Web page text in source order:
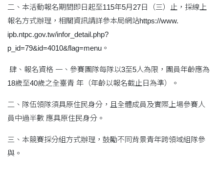
二、本活動報名期間即日起至115年5月27日（三）止，採線上
報名方式辦理，相關資訊請詳參本局網站https://www.
ipb.ntpc.gov.tw/infor_detail.php?
p_id=79&id=4010&flag=menu。
肆、報名資格 一、參賽團隊每隊以3至5人為限，團員年齡應為
18歲至40歲之全臺青 年（年齡以報名截止日為準）。
二、隊伍領隊須具原住民身分，且全體成員及實際上場參賽人
員中過半數 應具原住民身分。
三、本競賽採分組方式辦理，鼓勵不同背景青年跨領域組隊參
與。